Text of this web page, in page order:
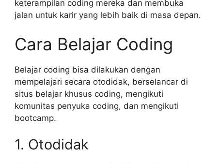
keterampilan coding mereka dan membuka
jalan untuk karir yang lebih baik di masa depan.
Cara Belajar Coding
Belajar coding bisa dilakukan dengan
mempelajari secara otodidak, berselancar di
situs belajar khusus coding, mengikuti
komunitas penyuka coding, dan mengikuti
bootcamp.
1. Otodidak